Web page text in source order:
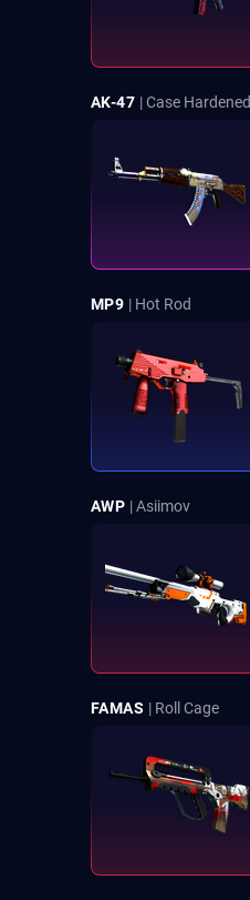
AK-47 | Case Hardened
MP9 | Hot Rod
AWP | Asiimov
FAMAS | Roll Cage